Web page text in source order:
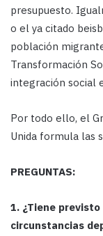
presupuesto.
o el ya citado
población
Transformación
integración social
Por todo ello, el
Unida formula las
PREGUNTAS:
1. ¿Tiene
circunstancias